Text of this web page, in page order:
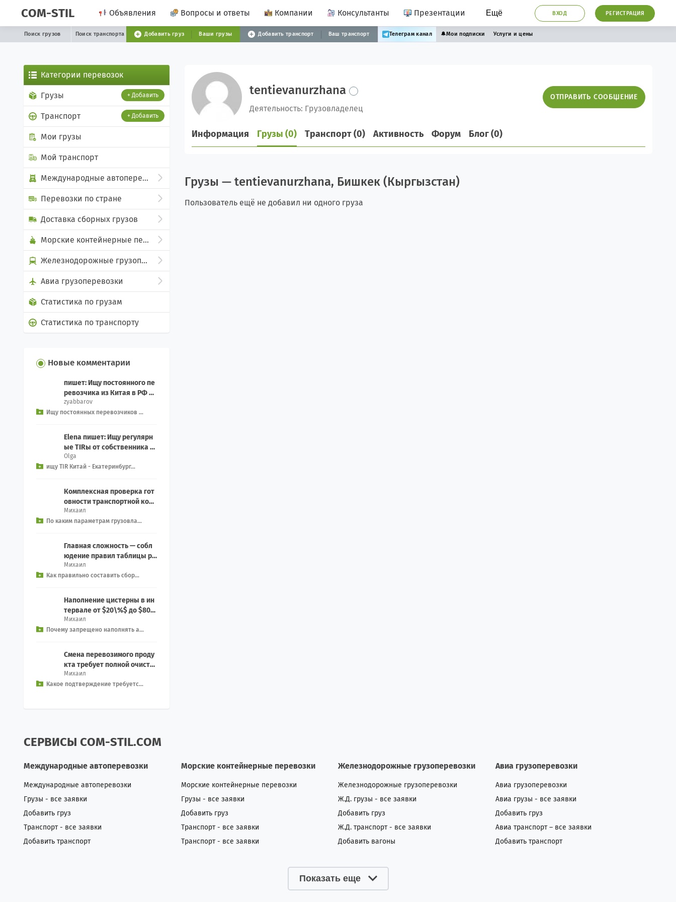
COM-STIL Объявления Вопросы и ответы Компании Консультанты Презентации Ещё ВХОД РЕГИСТРАЦИЯ
Поиск грузов Поиск транспорта Добавить груз Ваши грузы Добавить транспорт Ваш транспорт Телеграм канал 🔔Мои подписки Услуги и цены
Категории перевозок
Грузы + Добавить
Транспорт + Добавить
Мои грузы
Мой транспорт
Международные автоперевозки
Перевозки по стране
Доставка сборных грузов
Морские контейнерные перевозки
Железнодорожные грузоперевозки
Авиа грузоперевозки
Статистика по грузам
Статистика по транспорту
Новые комментарии
пишет: Ищу постоянного пе
ревозчика из Китая в РФ дл
я еженедельного Добрый д
ень, как связ...
zyabbarov
Ищу постоянных перевозчиков ...
Elena пишет: Ищу регулярн
ые TIRы от собственника с
ервиса на Екатеринбург из
китая, EXW We...
Olga
ищу TIR Китай - Екатеринбург...
Комплексная проверка гот
овности транспортной ком
пании включает контрольн
ый чек-лист: Прове...
Михаил
По каким параметрам грузовла...
Главная сложность — собл
юдение правил таблицы ра
зделения (Segregation): Зап
рет на совместн...
Михаил
Как правильно составить сбор...
Наполнение цистерны в ин
тервале от $20\%$ до $80\
%$ создает смертельную уг
розу опрокидыван...
Михаил
Почему запрещено наполнять а...
Смена перевозимого проду
кта требует полной очистк
и емкости: Процедура: Вкл
ючает в себя про...
Михаил
Какое подтверждение требуетс...
tentievanurzhana
Деятельность: Грузовладелец
ОТПРАВИТЬ СООБЩЕНИЕ
Информация Грузы (0) Транспорт (0) Активность Форум Блог (0)
Грузы — tentievanurzhana, Бишкек (Кыргызстан)
Пользователь ещё не добавил ни одного груза
СЕРВИСЫ COM-STIL.COM
Международные автоперевозки
Международные автоперевозки
Грузы - все заявки
Добавить груз
Транспорт - все заявки
Добавить транспорт
Морские контейнерные перевозки
Морские контейнерные перевозки
Грузы - все заявки
Добавить груз
Транспорт - все заявки
Транспорт - все заявки
Железнодорожные грузоперевозки
Железнодорожные грузоперевозки
Ж.Д. грузы - все заявки
Добавить груз
Ж.Д. транспорт - все заявки
Добавить вагоны
Авиа грузоперевозки
Авиа грузоперевозки
Авиа грузы - все заявки
Добавить груз
Авиа транспорт – все заявки
Добавить транспорт
Показать еще